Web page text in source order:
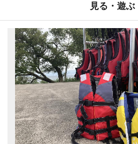
見る・遊ぶ